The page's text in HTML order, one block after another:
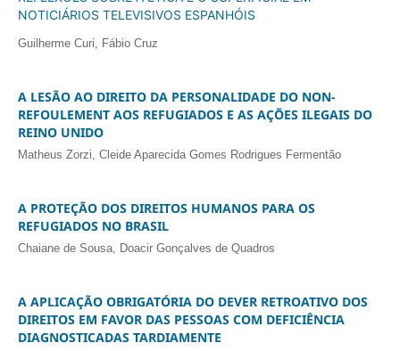
NOTICIÁRIOS TELEVISIVOS ESPANHÓIS
Guilherme Curi, Fábio Cruz
A LESÃO AO DIREITO DA PERSONALIDADE DO NON-
REFOULEMENT AOS REFUGIADOS E AS AÇÕES ILEGAIS DO
REINO UNIDO
Matheus Zorzi, Cleide Aparecida Gomes Rodrigues Fermentão
A PROTEÇÃO DOS DIREITOS HUMANOS PARA OS
REFUGIADOS NO BRASIL
Chaiane de Sousa, Doacir Gonçalves de Quadros
A APLICAÇÃO OBRIGATÓRIA DO DEVER RETROATIVO DOS
DIREITOS EM FAVOR DAS PESSOAS COM DEFICIÊNCIA
DIAGNOSTICADAS TARDIAMENTE